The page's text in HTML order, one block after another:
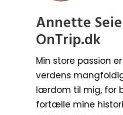
Annette
OnTrip.dk
Min store passion
verdens
lærdom til mig, for
fortælle mine